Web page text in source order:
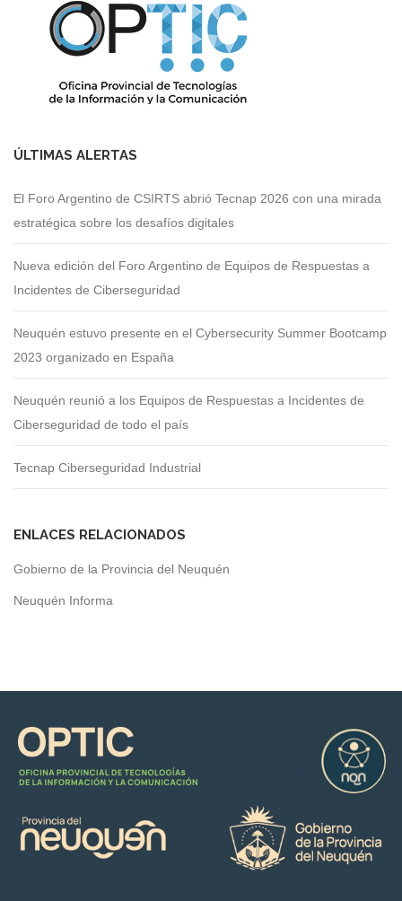
ÚLTIMAS ALERTAS
El Foro Argentino de CSIRTS abrió Tecnap 2026 con una mirada
estratégica sobre los desafíos digitales
Nueva edición del Foro Argentino de Equipos de Respuestas a
Incidentes de Ciberseguridad
Neuquén estuvo presente en el Cybersecurity Summer Bootcamp
2023 organizado en España
Neuquén reunió a los Equipos de Respuestas a Incidentes de
Ciberseguridad de todo el país
Tecnap Ciberseguridad Industrial
ENLACES RELACIONADOS
Gobierno de la Provincia del Neuquén
Neuquén Informa